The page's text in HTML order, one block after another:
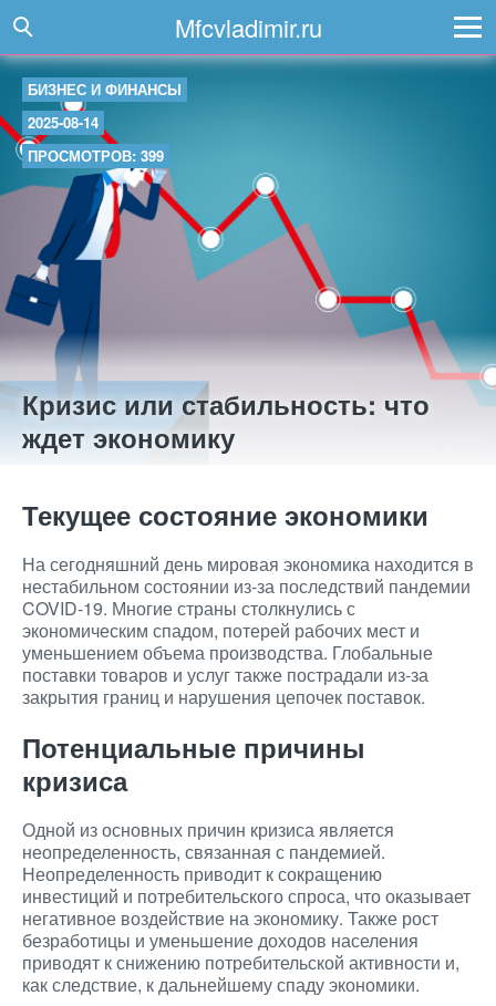
Mfcvladimir.ru
БИЗНЕС И ФИНАНСЫ
2025-08-14
ПРОСМОТРОВ: 399
Кризис или стабильность: что
ждет экономику
Текущее состояние экономики
На сегодняшний день мировая экономика находится в
нестабильном состоянии из-за последствий пандемии
COVID-19. Многие страны столкнулись с
экономическим спадом, потерей рабочих мест и
уменьшением объема производства. Глобальные
поставки товаров и услуг также пострадали из-за
закрытия границ и нарушения цепочек поставок.
Потенциальные причины
кризиса
Одной из основных причин кризиса является
неопределенность, связанная с пандемией.
Неопределенность приводит к сокращению
инвестиций и потребительского спроса, что оказывает
негативное воздействие на экономику. Также рост
безработицы и уменьшение доходов населения
приводят к снижению потребительской активности и,
как следствие, к дальнейшему спаду экономики.